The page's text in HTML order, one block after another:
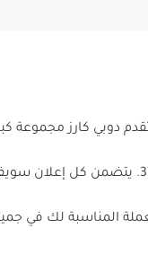
كارز مجموعة
37,000. يتضمن كل
المناسبة لك في